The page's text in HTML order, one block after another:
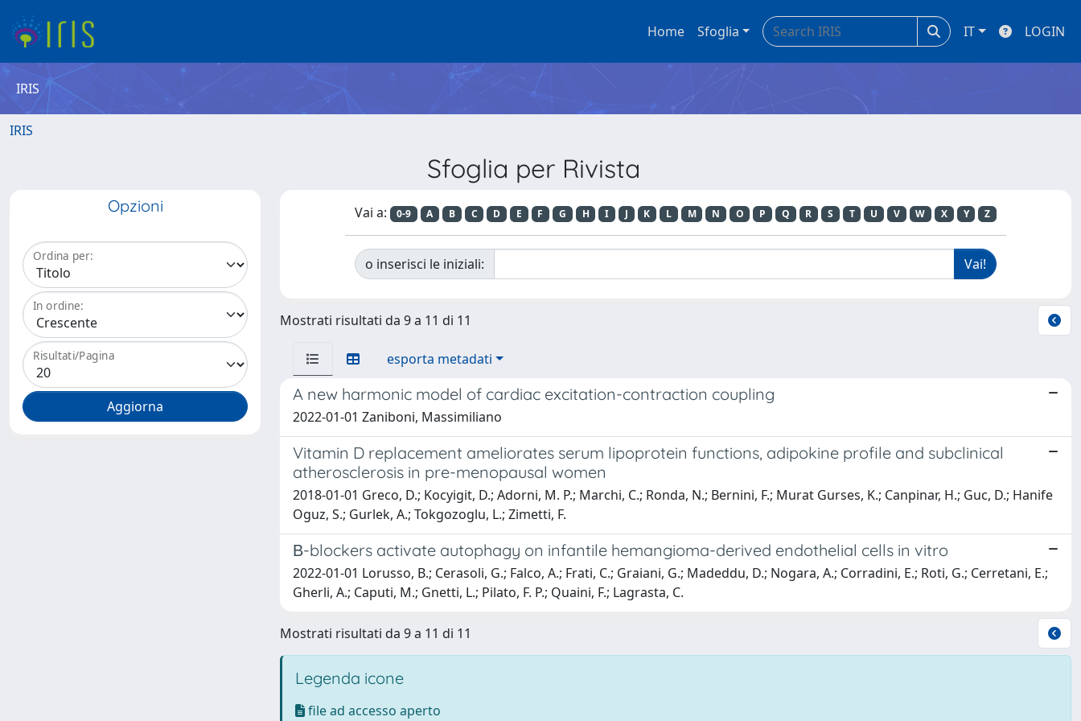
Home Sfoglia IT LOGIN
IRIS
IRIS
Sfoglia per Rivista
Opzioni
Ordina per:
In ordine:
Risultati/Pagina
Vai a: 0-9 A B C D E F G H I J K L M N O P Q R S T U V W X Y Z
o inserisci le iniziali:
Mostrati risultati da 9 a 11 di 11
esporta metadati
A new harmonic model of cardiac excitation-contraction coupling
2022-01-01 Zaniboni, Massimiliano
Vitamin D replacement ameliorates serum lipoprotein functions, adipokine profile and subclinical
atherosclerosis in pre-menopausal women
2018-01-01 Greco, D.; Kocyigit, D.; Adorni, M. P.; Marchi, C.; Ronda, N.; Bernini, F.; Murat Gurses, K.; Canpinar, H.; Guc, D.; Hanife
Oguz, S.; Gurlek, A.; Tokgozoglu, L.; Zimetti, F.
Β-blockers activate autophagy on infantile hemangioma-derived endothelial cells in vitro
2022-01-01 Lorusso, B.; Cerasoli, G.; Falco, A.; Frati, C.; Graiani, G.; Madeddu, D.; Nogara, A.; Corradini, E.; Roti, G.; Cerretani, E.;
Gherli, A.; Caputi, M.; Gnetti, L.; Pilato, F. P.; Quaini, F.; Lagrasta, C.
Mostrati risultati da 9 a 11 di 11
Legenda icone
file ad accesso aperto